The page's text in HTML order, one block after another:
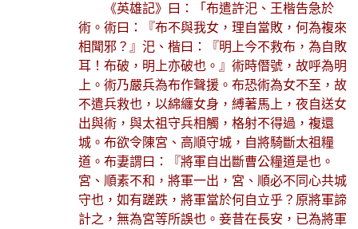
《英雄記》曰：「布遣許汜、王楷告急於
術。術曰：『布不與我女，理自當敗，何為複來
相聞邪？』汜、楷曰：『明上今不救布，為自敗
耳！布破，明上亦破也。』術時僭號，故呼為明
上。術乃嚴兵為布作聲援。布恐術為女不至，故
不遣兵救也，以綿纏女身，縛著馬上，夜自送女
出與術，與太祖守兵相觸，格射不得過，複還
城。布欲令陳宮、高順守城，自將騎斷太祖糧
道。布妻謂曰：『將軍自出斷曹公糧道是也。
宮、順素不和，將軍一出，宮、順必不同心共城
守也，如有蹉跌，將軍當於何自立乎？原將軍諦
計之，無為宮等所誤也。妾昔在長安，已為將軍